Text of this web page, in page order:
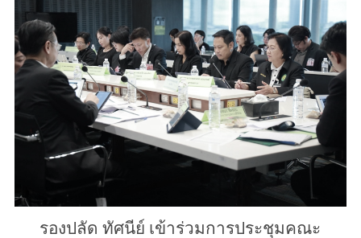
รองปลัด ทัศนีย์ เข้าร่วมการประชุมคณะ